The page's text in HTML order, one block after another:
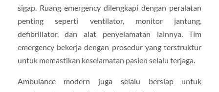
sigap. Ruang emergency dilengkapi dengan peralatan
penting seperti ventilator, monitor jantung,
defibrillator, dan alat penyelamatan lainnya. Tim
emergency bekerja dengan prosedur yang terstruktur
untuk memastikan keselamatan pasien selalu terjaga.
Ambulance modern juga selalu bersiap untuk